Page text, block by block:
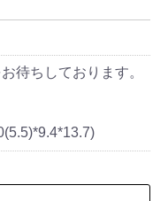
待ちしております。